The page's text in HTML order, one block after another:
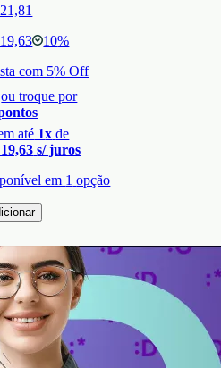
10%
com 5% Off
ou troque por
até 1x de
s/ juros
em 1 opção